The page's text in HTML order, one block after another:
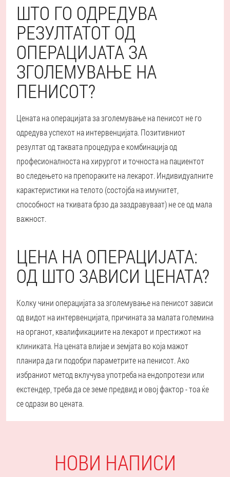
ШТО ГО ОДРЕДУВА
РЕЗУЛТАТОТ ОД
ОПЕРАЦИЈАТА ЗА
ЗГОЛЕМУВАЊЕ НА
ПЕНИСОТ?
Цената на операцијата за зголемување на пенисот не го
одредува успехот на интервенцијата. Позитивниот
резултат од таквата процедура е комбинација од
професионалноста на хирургот и точноста на пациентот
во следењето на препораките на лекарот. Индивидуалните
карактеристики на телото (состојба на имунитет,
способност на ткивата брзо да заздравуваат) не се од мала
важност.
ЦЕНА НА ОПЕРАЦИЈАТА:
ОД ШТО ЗАВИСИ ЦЕНАТА?
Колку чини операцијата за зголемување на пенисот зависи
од видот на интервенцијата, причината за малата големина
на органот, квалификациите на лекарот и престижот на
клиниката. На цената влијае и земјата во која мажот
планира да ги подобри параметрите на пенисот. Ако
избраниот метод вклучува употреба на ендопротези или
екстендер, треба да се земе предвид и овој фактор - тоа ќе
се одрази во цената.
НОВИ НАПИСИ